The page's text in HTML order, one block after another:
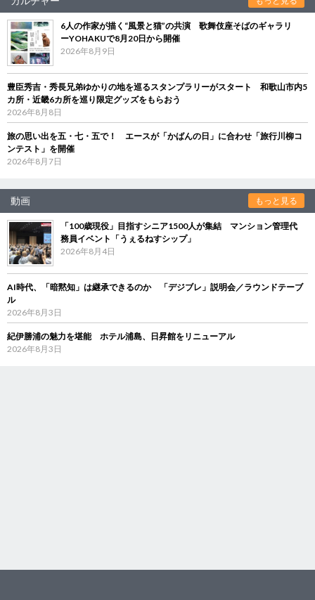
6人の作家が描く“風景と猫”の共演 歌舞伎座そばのギャラリ
ーYOHAKUで8月20日から開催
2026年8月9日
豊臣秀吉・秀長兄弟ゆかりの地を巡るスタンプラリーがスタート 和歌山市内5
カ所・近畿6カ所を巡り限定グッズをもらおう
2026年8月8日
旅の思い出を五・七・五で！ エースが「かばんの日」に合わせ「旅行川柳コ
ンテスト」を開催
2026年8月7日
動画 もっと見る
「100歳現役」目指すシニア1500人が集結 マンション管理代
務員イベント「うぇるねすシップ」
2026年8月4日
AI時代、「暗黙知」は継承できるのか 「デジブレ」説明会／ラウンドテーブ
ル
2026年8月3日
紀伊勝浦の魅力を堪能 ホテル浦島、日昇館をリニューアル
2026年8月3日